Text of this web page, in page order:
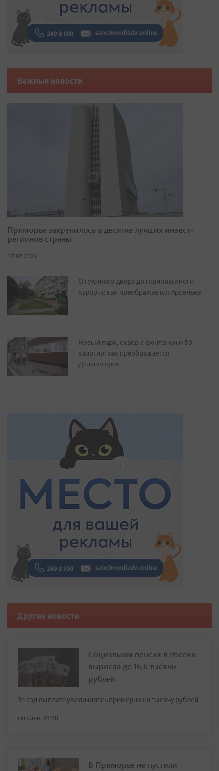
Важные новости
Приморье закрепилось в десятке лучших инвест-
регионов страны
17.07.2026
От уютного двора до горнолыжного
курорта: как преображается Арсеньев
Новый парк, сквер с фонтаном и 50
квартир: как преображается
Дальнегорск
Другие новости
Социальная пенсия в России
выросла до 16,6 тысячи
рублей
За год выплата увеличилась примерно на тысячу рублей
сегодня, 01:28
В Приморье не пустили